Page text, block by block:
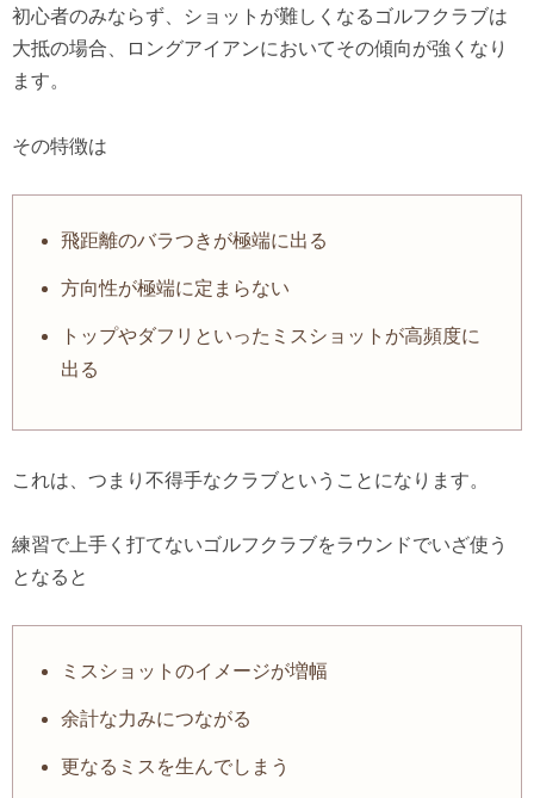
初心者のみならず、ショットが難しくなるゴルフクラブは
大抵の場合、ロングアイアンにおいてその傾向が強くなり
ます。
その特徴は
飛距離のバラつきが極端に出る
方向性が極端に定まらない
トップやダフリといったミスショットが高頻度に
出る
これは、つまり不得手なクラブということになります。
練習で上手く打てないゴルフクラブをラウンドでいざ使う
となると
ミスショットのイメージが増幅
余計な力みにつながる
更なるミスを生んでしまう